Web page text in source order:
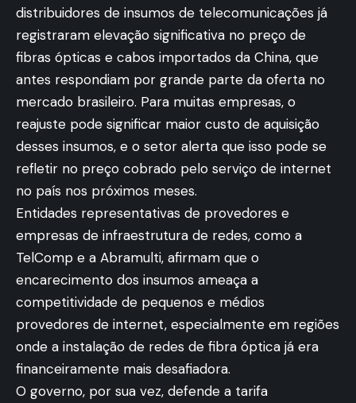
distribuidores de insumos de telecomunicações já
registraram elevação significativa no preço de
fibras ópticas e cabos importados da China, que
antes respondiam por grande parte da oferta no
mercado brasileiro. Para muitas empresas, o
reajuste pode significar maior custo de aquisição
desses insumos, e o setor alerta que isso pode se
refletir no preço cobrado pelo serviço de internet
no país nos próximos meses.
Entidades representativas de provedores e
empresas de infraestrutura de redes, como a
TelComp e a Abramulti, afirmam que o
encarecimento dos insumos ameaça a
competitividade de pequenos e médios
provedores de internet, especialmente em regiões
onde a instalação de redes de fibra óptica já era
financeiramente mais desafiadora.
O governo, por sua vez, defende a tarifa